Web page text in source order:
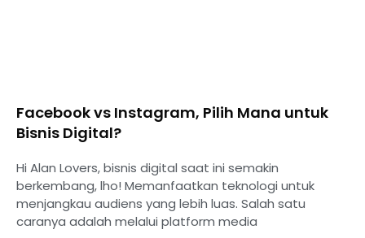
Facebook vs Instagram, Pilih Mana untuk
Bisnis Digital?
Hi Alan Lovers, bisnis digital saat ini semakin
berkembang, lho! Memanfaatkan teknologi untuk
menjangkau audiens yang lebih luas. Salah satu
caranya adalah melalui platform media